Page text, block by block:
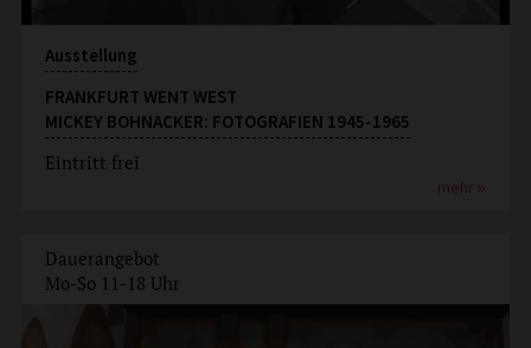
Ausstellung
FRANKFURT WENT WEST
MICKEY BOHNACKER: FOTOGRAFIEN 1945-1965
Eintritt frei
mehr
Dauerangebot
Mo-So 11-18 Uhr